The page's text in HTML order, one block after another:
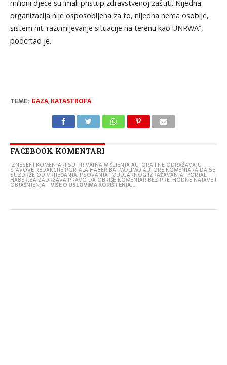
milioni djece su imali pristup zdravstvenoj zaštiti. Nijedna
organizacija nije osposobljena za to, nijedna nema osoblje,
sistem niti razumijevanje situacije na terenu kao UNRWA“,
podcrtao je.
TEME: GAZA, KATASTROFA
FACEBOOK KOMENTARI
IZNESENI KOMENTARI SU PRIVATNA MIŠLJENJA AUTORA I NE ODRAŽAVAJU
STAVOVE REDAKCIJE PORTALA HABER.BA. MOLIMO AUTORE KOMENTARA DA SE
SUZDRŽE OD VRIJEĐANJA, PSOVANJA I VULGARNOG IZRAŽAVANJA. PORTAL
HABER.BA ZADRŽAVA PRAVO DA OBRIŠE KOMENTAR BEZ PRETHODNE NAJAVE I
OBJAŠNJENJA -VIŠE O USLOVIMA KORIŠTENJA...